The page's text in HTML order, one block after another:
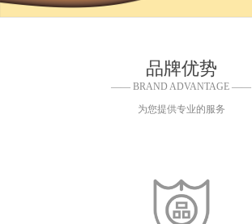
品牌优势
—— BRAND ADVANTAGE ——
为您提供专业的服务